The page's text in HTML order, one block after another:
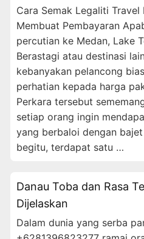
Cara Semak Legaliti Travel
Membuat Pembayaran
percutian ke Medan, Lake
Berastagi atau destinasi
kebanyakan pelancong
perhatian kepada harga
Perkara tersebut
setiap orang ingin
yang berbaloi dengan
begitu, terdapat satu …
Danau Toba dan Rasa
Dijelaskan
Dalam dunia yang serba